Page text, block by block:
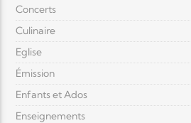
Concerts
Culinaire
Eglise
Émission
Enfants et Ados
Enseignements